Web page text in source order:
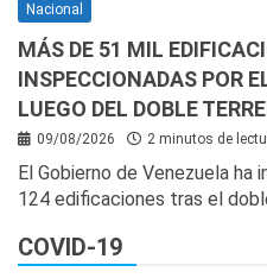
Nacional
MÁS DE 51 MIL
INSPECCIONADAS POR
LUEGO DEL DOBLE
09/08/2026 2 minutos de
El Gobierno de Venezuela ha
124 edificaciones tras el
COVID-19